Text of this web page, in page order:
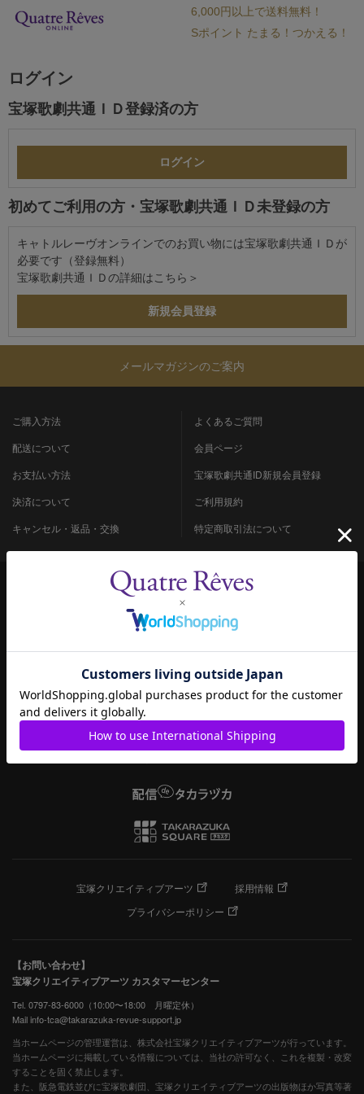
6,000円以上で送料無料！
Sポイント たまる！つかえる！
ログイン
宝塚歌劇共通ＩＤ登録済の方
初めてご利用の方・宝塚歌劇共通ＩＤ未登録の方
キャトルレーヴオンラインでのお買い物には宝塚歌劇共通ＩＤが
必要です（登録無料）
宝塚歌劇共通ＩＤの詳細は こちら＞
メールマガジンのご案内
ご購入方法
配送について
お支払い方法
決済について
キャンセル・返品・交換
よくあるご質問
会員ページ
宝塚歌劇共通ID新規会員登録
ご利用規約
特定商取引法について
宝塚クリエイティブアーツ
採用情報
プライバシーポリシー
【お問い合わせ】
宝塚クリエイティブアーツ カスタマーセンター
Tel. 0797-83-6000（10:00〜18:00 月曜定休）
Mail info-tca@takarazuka-revue-support.jp
当ホームページの管理運営は、株式会社宝塚クリエイティブアーツが行っています。
当ホームページに掲載している情報については、当社の許可なく、これを複製・改変
することを固く禁止します。
また、阪急電鉄並びに宝塚歌劇団、宝塚クリエイティブアーツの出版物ほか写真等著